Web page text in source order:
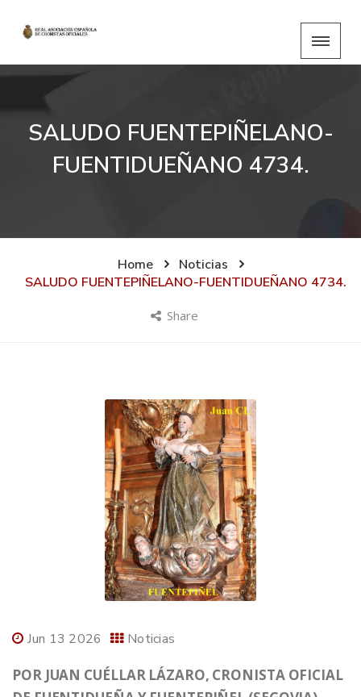
SALUDO FUENTEPIÑELANO-
FUENTIDUEÑANO 4734.
Home
Noticias
SALUDO FUENTEPIÑELANO-FUENTIDUEÑANO 4734.
Share
Jun 13 2026 Noticias
POR JUAN CUÉLLAR LÁZARO, CRONISTA OFICIAL